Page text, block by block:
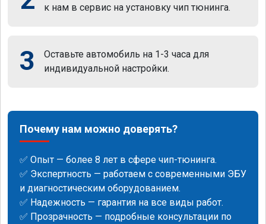
к нам в сервис на установку чип тюнинга.
3
Оставьте автомобиль на 1-3 часа для
индивидуальной настройки.
Почему нам можно доверять?
✅ Опыт — более 8 лет в сфере чип-тюнинга.
✅ Экспертность — работаем с современными ЭБУ
и диагностическим оборудованием.
✅ Надежность — гарантия на все виды работ.
✅ Прозрачность — подробные консультации по